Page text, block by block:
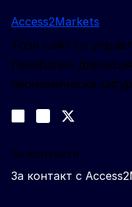
Access2Markets
Този сайт се
Генерална
икономическа
Join us on LinkedIn
Trade-Off podcast
За контакти
За контакт с